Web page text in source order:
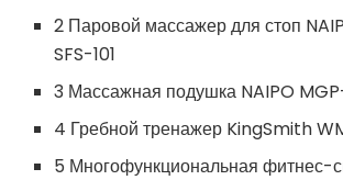
2 Паровой массажер для стоп
SFS-101
3 Массажная подушка NAIPO
4 Гребной тренажер KingSmith
5 Многофункциональная фитнес-